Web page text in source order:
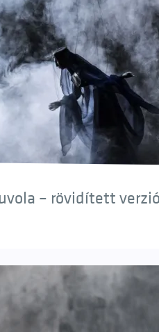
– rövidített verzió